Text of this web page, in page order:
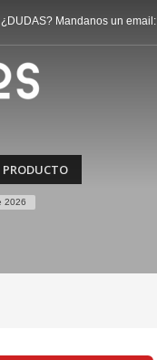
¿DUDAS? Mandanos un email:
PRODUCTO
2026